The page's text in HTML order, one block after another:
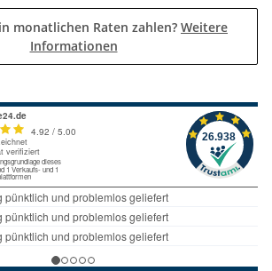
monatlichen Raten zahlen? Weitere
Informationen